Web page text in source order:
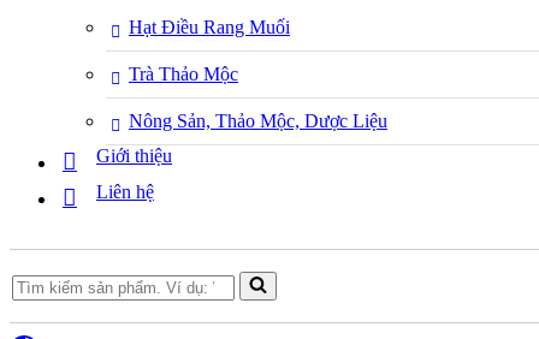
Hạt Điều Rang Muối
Trà Thảo Mộc
Nông Sản, Thảo Mộc, Dược Liệu
Giới thiệu
Liên hệ
Search
for...